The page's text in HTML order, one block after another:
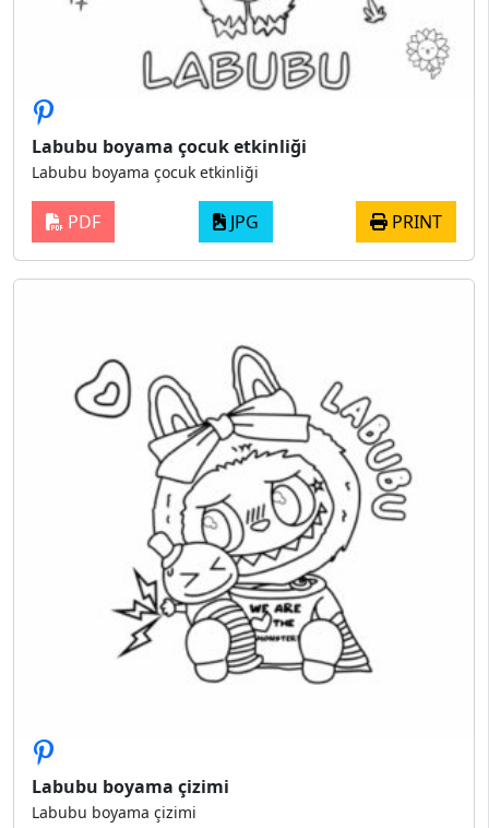
Labubu boyama çocuk etkinliği
Labubu boyama çocuk etkinliği
PDF JPG PRINT
Labubu boyama çizimi
Labubu boyama çizimi